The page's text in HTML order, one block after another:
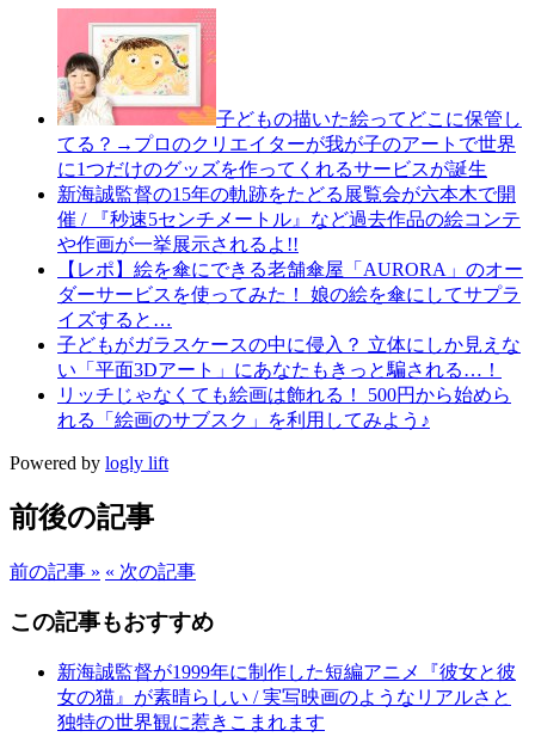
子どもの描いた絵ってどこに保管し
てる？→プロのクリエイターが我が子のアートで世界
に1つだけのグッズを作ってくれるサービスが誕生
新海誠監督の15年の軌跡をたどる展覧会が六本木で開
催 / 『秒速5センチメートル』など過去作品の絵コンテ
や作画が一挙展示されるよ!!
【レポ】絵を傘にできる老舗傘屋「AURORA」のオー
ダーサービスを使ってみた！ 娘の絵を傘にしてサプラ
イズすると…
子どもがガラスケースの中に侵入？ 立体にしか見えな
い「平面3Dアート」にあなたもきっと騙される…！
リッチじゃなくても絵画は飾れる！ 500円から始めら
れる「絵画のサブスク」を利用してみよう♪
Powered by logly lift
前後の記事
前の記事 » « 次の記事
この記事もおすすめ
新海誠監督が1999年に制作した短編アニメ『彼女と彼
女の猫』が素晴らしい / 実写映画のようなリアルさと
独特の世界観に惹きこまれます